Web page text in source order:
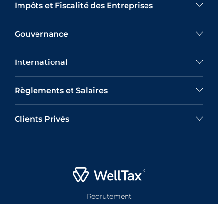
Impôts et Fiscalité des Entreprises
Gouvernance
International
Règlements et Salaires
Clients Privés
Recrutement